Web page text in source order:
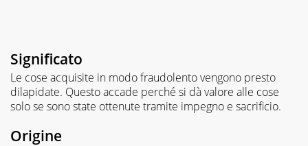
Significato
Le cose acquisite in modo fraudolento vengono presto
dilapidate. Questo accade perché si dà valore alle cose
solo se sono state ottenute tramite impegno e sacrificio.
Origine